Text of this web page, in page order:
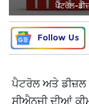
ਪੈਟਰੋਲ-
Follow Us
ਪੈਟਰੋਲ ਅਤੇ ਡੀਜ਼ਲ
ਸੀਐਨਜੀ ਦੀਆਂ